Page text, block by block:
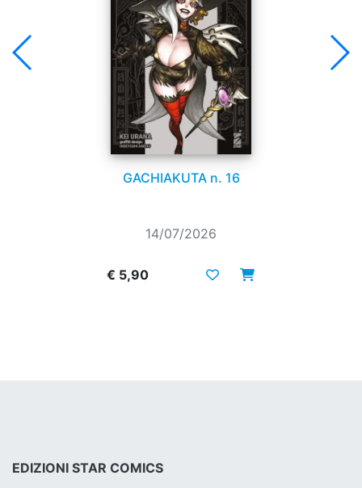
GACHIAKUTA n. 16
14/07/2026
€ 5,90
EDIZIONI STAR COMICS